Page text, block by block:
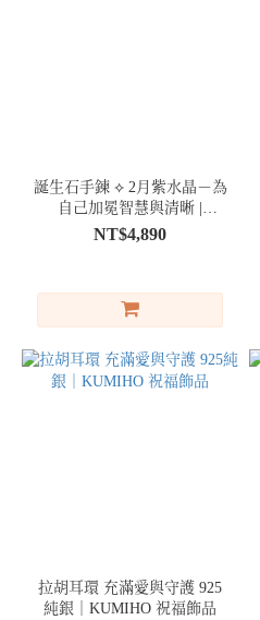
誕生石手鍊 ⟡ 2月紫水晶－為
自己加冕智慧與清晰 |
KUMIHO
NT$4,890
拉胡耳環 充滿愛與守護 925
純銀｜KUMIHO 祝福飾品